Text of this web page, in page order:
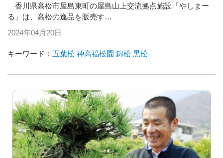
香川県高松市屋島東町の屋島山上交流拠点施設「やしまー
る」は、高松の逸品を販売す…
2024年04月20日
キーワード： 五葉松 神高福松園 錦松 黒松